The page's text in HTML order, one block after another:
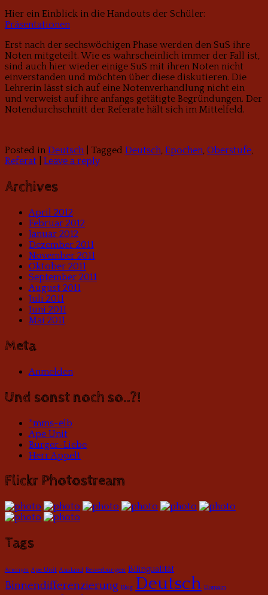
Hier ein Einblick in die Handouts der Schüler:
Präsentationen
Erst nach der sechswöchigen Phase werden den SuS ihre
Noten mitgeteilt. Wie es wahrscheinlich immer der Fall ist,
sind auch hier wieder einige SuS mit ihren Noten nicht
einverstanden und möchten über diese diskutieren. Die
Lehrerin lässt sich auf eine Notenverhandlung nicht ein
und verweist auf ihre anfangs getätigte Begründungen. Der
Notendurchschnitt der Referate hält sich im Mittelfeld.
Posted in Deutsch Tagged Deutsch, Epochen, Oberstufe,
Referat
Leave a reply
Archives
April 2012
Februar 2012
Januar 2012
Dezember 2011
November 2011
Oktober 2011
September 2011
August 2011
Juli 2011
Juni 2011
Mai 2011
Meta
Anmelden
Und sonst noch so..?!
*mms-elb
Ape Unit
Burger-Liebe
Herr Appelt
Flickr Photostream
Tags
Anonym Ape Unit Ausland Bewerbungen Bilingualität
Binnendifferenzierung Blog Deutsch Domain